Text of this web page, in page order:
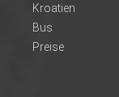
Kroatien
Bus
Preise